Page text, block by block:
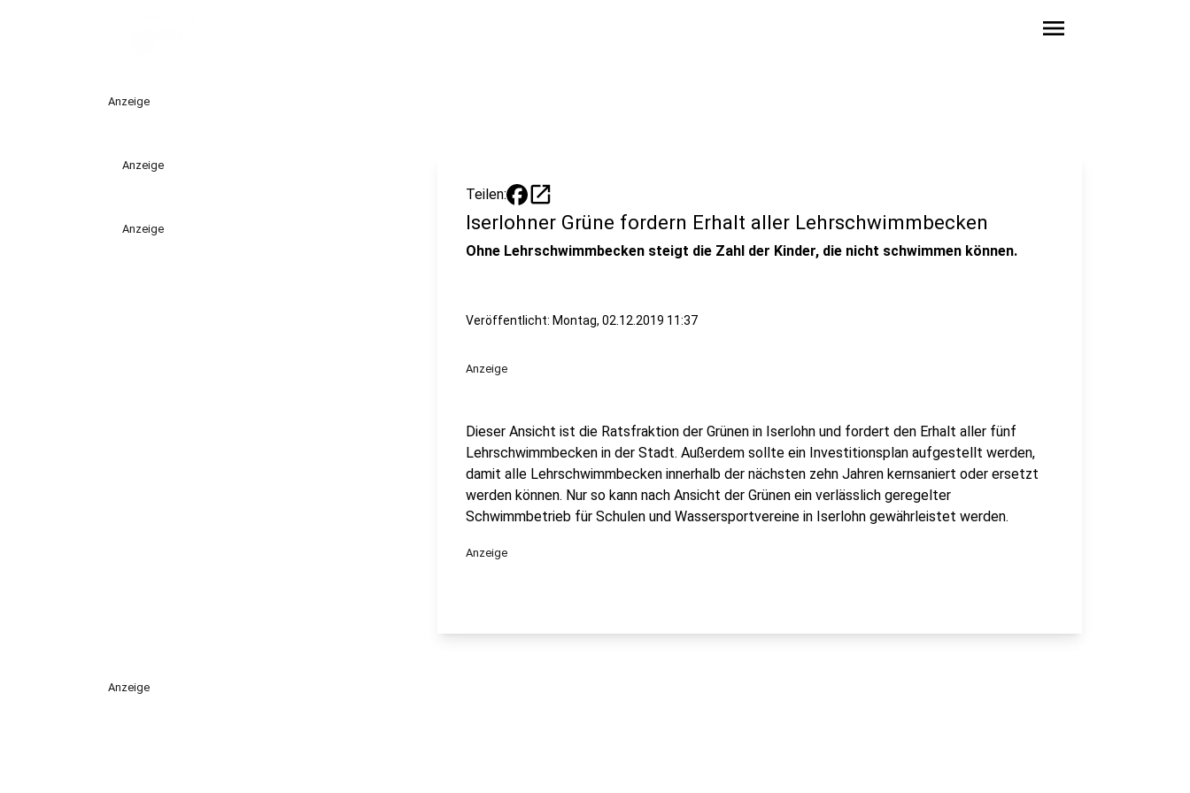
menu
Anzeige
Anzeige
Anzeige
Teilen: open_in_new
Iserlohner Grüne fordern Erhalt aller Lehrschwimmbecken
Ohne Lehrschwimmbecken steigt die Zahl der Kinder, die nicht schwimmen können.
Veröffentlicht: Montag, 02.12.2019 11:37
Anzeige
Dieser Ansicht ist die Ratsfraktion der Grünen in Iserlohn und fordert den Erhalt aller fünf
Lehrschwimmbecken in der Stadt. Außerdem sollte ein Investitionsplan aufgestellt werden,
damit alle Lehrschwimmbecken innerhalb der nächsten zehn Jahren kernsaniert oder ersetzt
werden können. Nur so kann nach Ansicht der Grünen ein verlässlich geregelter
Schwimmbetrieb für Schulen und Wassersportvereine in Iserlohn gewährleistet werden.
Anzeige
Anzeige